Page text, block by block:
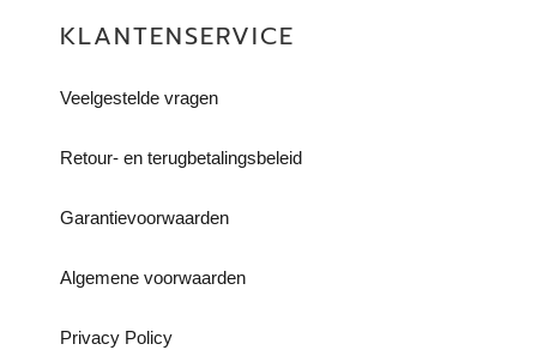
KLANTENSERVICE
Veelgestelde vragen
Retour- en terugbetalingsbeleid​
Garantievoorwaarden
Algemene voorwaarden
Privacy Policy